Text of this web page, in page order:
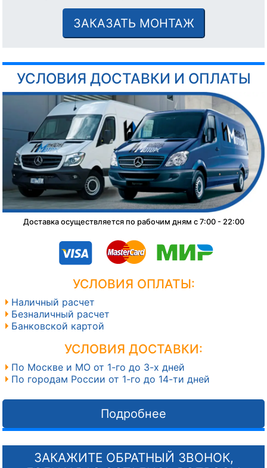
ЗАКАЗАТЬ МОНТАЖ
УСЛОВИЯ ДОСТАВКИ И ОПЛАТЫ
Доставка осуществляется по рабочим дням с 7:00 - 22:00
УСЛОВИЯ ОПЛАТЫ:
Наличный расчет
Безналичный расчет
Банковской картой
УСЛОВИЯ ДОСТАВКИ:
По Москве и МО от 1-го до 3-х дней
По городам России от 1-го до 14-ти дней
Подробнее
ЗАКАЖИТЕ ОБРАТНЫЙ ЗВОНОК,